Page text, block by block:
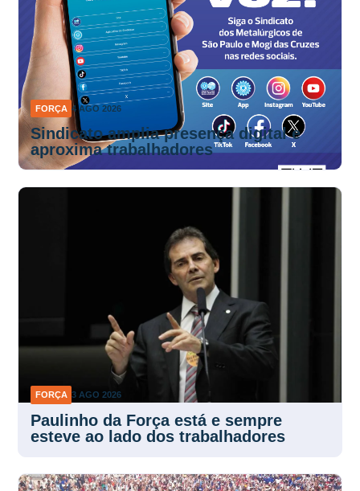
FORÇA 4 AGO 2026
Sindicato amplia presença digital e
aproxima trabalhadores
FORÇA 3 AGO 2026
Paulinho da Força está e sempre
esteve ao lado dos trabalhadores